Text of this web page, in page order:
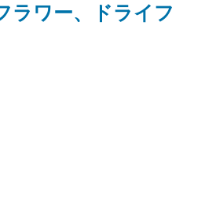
ラワー、ドライフ